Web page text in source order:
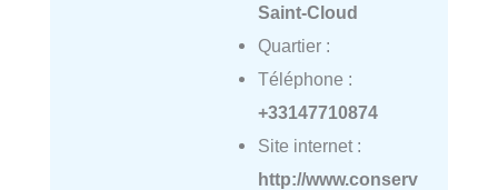
Saint-Cloud
Quartier :
Téléphone :
+33147710874
Site internet :
http://www.conserv